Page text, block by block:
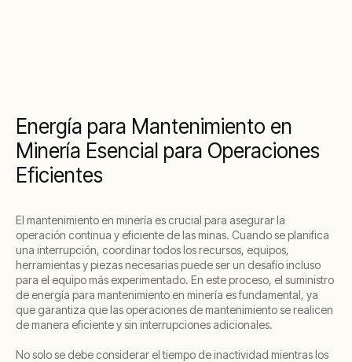
Energía para Mantenimiento en
Minería Esencial para Operaciones
Eficientes
El mantenimiento en minería es crucial para asegurar la
operación continua y eficiente de las minas. Cuando se planifica
una interrupción, coordinar todos los recursos, equipos,
herramientas y piezas necesarias puede ser un desafío incluso
para el equipo más experimentado. En este proceso, el suministro
de energía para mantenimiento en minería es fundamental, ya
que garantiza que las operaciones de mantenimiento se realicen
de manera eficiente y sin interrupciones adicionales.
No solo se debe considerar el tiempo de inactividad mientras los